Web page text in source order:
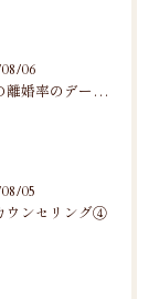
06
「現代の離婚率のデータ分析」から
05
ウンセリング④